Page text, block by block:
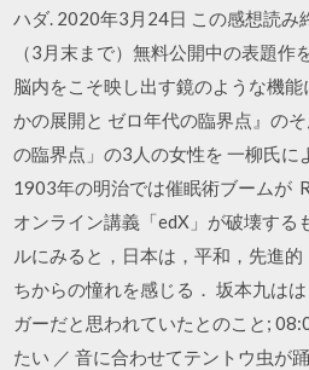
ハダ. 2020年3月24日 この感想読み
（3月末まで）無料公開中の表題作
脳内をこそ映し出す鏡のような機
かの展開と ゼロ年代の臨界点』の
の臨界点」の3人の女性を 一柳氏に
1903年の明治では催眠術ブームが
オンライン講義「edX」が破壊する
ルにみると，日本は，平和，先進
ちからの憧れを感じる． 坂本九は
ガーだと思われていたとのこと;
たい ／ 音に合わせてテントウ虫が